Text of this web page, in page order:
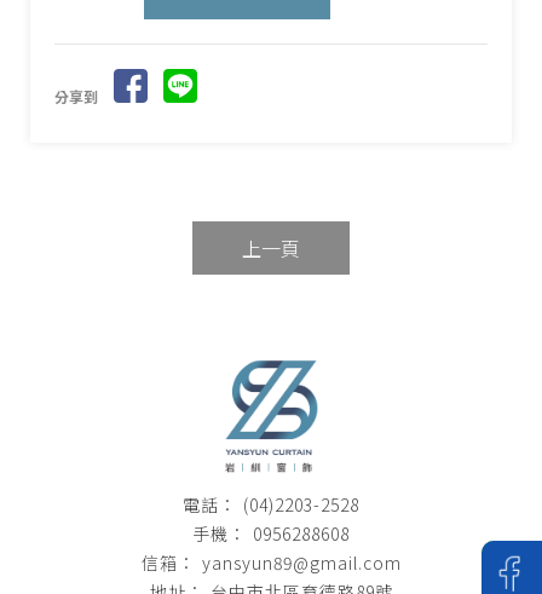
分享到
上一頁
(04)2203-2528
0956288608
yansyun89@gmail.com